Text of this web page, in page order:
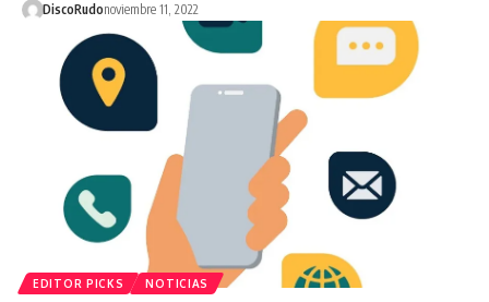
DiscoRudonoviembre 11, 2022
EDITOR PICKS NOTICIAS